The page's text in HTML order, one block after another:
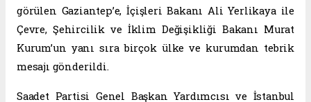
görülen Gaziantep’e, İçişleri Bakanı Ali Yerlikaya ile
Çevre, Şehircilik ve İklim Değişikliği Bakanı Murat
Kurum’un yanı sıra birçok ülke ve kurumdan tebrik
mesajı gönderildi.
Saadet Partisi Genel Başkan Yardımcısı ve İstanbul